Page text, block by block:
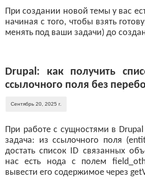
При создании новой темы у вас
начиная с того, чтобы взять
менять под ваши задачи) до
Drupal: как получить
ссылочного поля без
Сентябрь 20, 2025 г.
При работе с сущностями в
задача: из ссылочного поля
достать список ID связанных
нас есть нода с полем
вывести его содержимое через